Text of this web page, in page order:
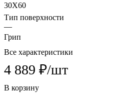
30X60
Тип поверхности
—
Грип
Все характеристики
4 889 ₽/шт
В корзину